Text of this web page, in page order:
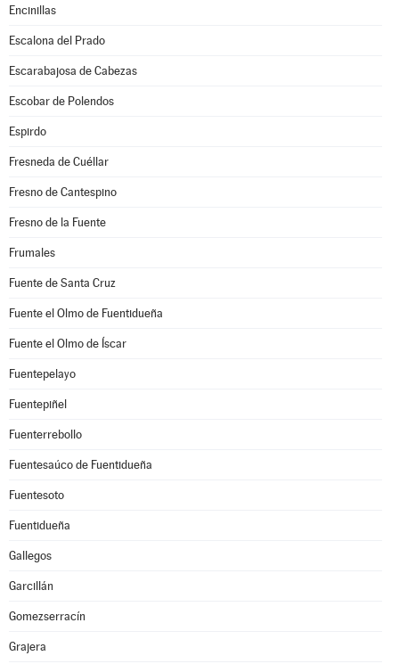
Encinillas
Escalona del Prado
Escarabajosa de Cabezas
Escobar de Polendos
Espirdo
Fresneda de Cuéllar
Fresno de Cantespino
Fresno de la Fuente
Frumales
Fuente de Santa Cruz
Fuente el Olmo de Fuentidueña
Fuente el Olmo de Íscar
Fuentepelayo
Fuentepiñel
Fuenterrebollo
Fuentesaúco de Fuentidueña
Fuentesoto
Fuentidueña
Gallegos
Garcillán
Gomezserracín
Grajera